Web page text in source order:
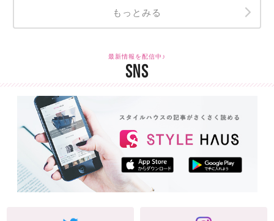
もっとみる
最新情報を配信中♪
SNS